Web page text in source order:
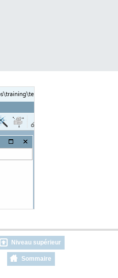
Niveau supérieur
Sommaire